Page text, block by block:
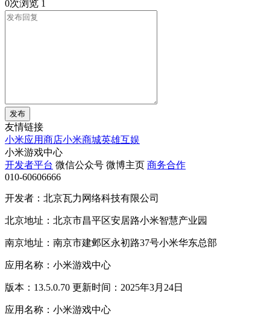
0次浏览 1
发布
友情链接
小米应用商店小米商城英雄互娱
小米游戏中心
开发者平台 微信公众号 微博主页 商务合作
010-60606666
开发者：北京瓦力网络科技有限公司
北京地址：北京市昌平区安居路小米智慧产业园
南京地址：南京市建邺区永初路37号小米华东总部
应用名称：小米游戏中心
版本：13.5.0.70 更新时间：2025年3月24日
应用名称：小米游戏中心